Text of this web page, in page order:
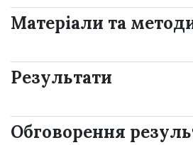
Матеріали та
Результати
Обговорення